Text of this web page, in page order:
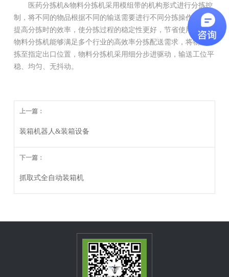
医药分拣机&物料分拣机采用模组带的机构形式进行分拣控
制，将不同的物品根据不同的输送需要进行不同分拣操作，大大
提高分拣时的效率，使分拣过程的稳定性更好，节省使用成本。
物料分拣机能够满足多个行业的高效率分拣配送需求，将物品分
拣至指定出口位置，物料分拣机采用细分步进驱动，输送工位平
稳、均匀、无抖动。
上一篇：
装箱机器人&装箱设备
下一篇：
抓取式全自动装箱机